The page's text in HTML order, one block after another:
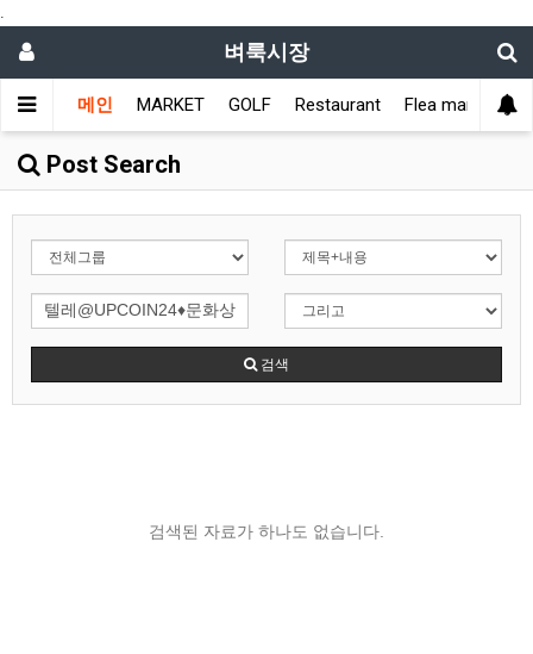
.
벼룩시장
메인 MARKET GOLF Restaurant Flea market
Post Search
검색
검색된 자료가 하나도 없습니다.